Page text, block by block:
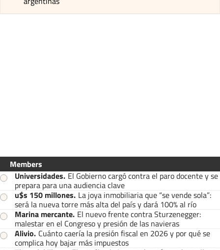
Members
Universidades. El Gobierno cargó contra el paro docente y se
prepara para una audiencia clave
u$s 150 millones. La joya inmobiliaria que “se vende sola”:
será la nueva torre más alta del país y dará 100% al río
Marina mercante. El nuevo frente contra Sturzenegger:
malestar en el Congreso y presión de las navieras
Alivio. Cuánto caería la presión fiscal en 2026 y por qué se
complica hoy bajar más impuestos